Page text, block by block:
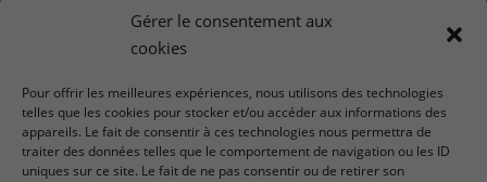
Gérer le consentement aux
cookies
Pour offrir les meilleures expériences, nous utilisons des technologies
telles que les cookies pour stocker et/ou accéder aux informations des
appareils. Le fait de consentir à ces technologies nous permettra de
traiter des données telles que le comportement de navigation ou les ID
uniques sur ce site. Le fait de ne pas consentir ou de retirer son
Offres d'emploi E-Commerce
Michaël Gyen
AutarTICa - Créateur de sites web
Rue Fosse Aux Pierres, 5A